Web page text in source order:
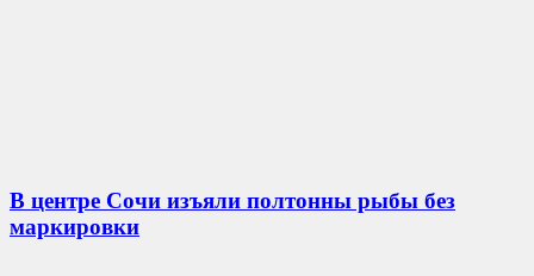
В центре Сочи изъяли полтонны рыбы без
маркировки